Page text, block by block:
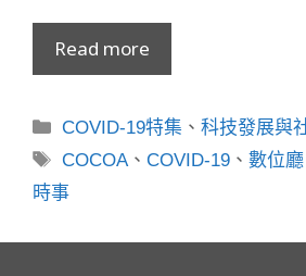
Read more
分
類
COVID-19特集 、科技發展與
標
籤
COCOA、COVID-19 、數位
時事